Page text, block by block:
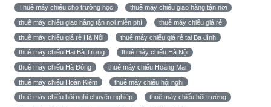
Thuê máy chiếu cho trường học thuê máy chiếu giao hàng tận nơi
thuê máy chiếu giao hàng tận nơi miễn phí thuê máy chiếu giá rẻ
thuê máy chiếu giá rẻ Hà Nội thuê máy chiếu giá rẻ tại Ba đình
thuê máy chiếu Hai Bà Trưng thuê máy chiếu Hà Nội
thuê máy chiếu Hà Đông thuê máy chiếu Hoàng Mai
thuê máy chiếu Hoàn Kiếm thuê máy chiếu hội nghị
thuê máy chiếu hội nghị chuyên nghiệp thuê máy chiếu hội trường